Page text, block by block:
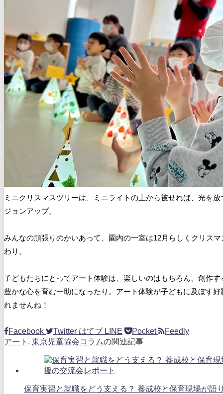
ミニクリスマスツリーは、ミニライトの上から被せれば、光を
ジョンアップ。
みんなの頑張りのかいあって、園内の一室は12月らしくクリス
わり。
子どもたちにとってアート体験は、楽しいのはもちろん、創作
豊かな心を育む一助になったり。アート体験が子どもに及ぼす
れませんね！
Facebook Twitter はてブ LINE Pocket
Feedly
アート , 東京児童協会コラムの関連記事
保育実習と就職をどう支える？ 養成校と保育現場が語